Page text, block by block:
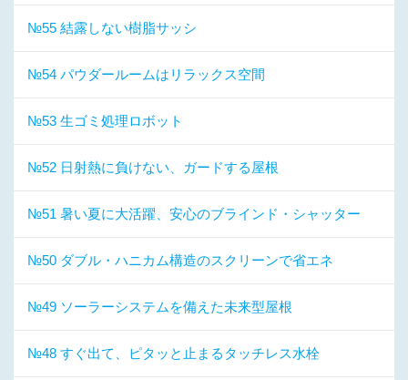
№55 結露しない樹脂サッシ
№54 パウダールームはリラックス空間
№53 生ゴミ処理ロボット
№52 日射熱に負けない、ガードする屋根
№51 暑い夏に大活躍、安心のブラインド・シャッター
№50 ダブル・ハニカム構造のスクリーンで省エネ
№49 ソーラーシステムを備えた未来型屋根
№48 すぐ出て、ピタッと止まるタッチレス水栓